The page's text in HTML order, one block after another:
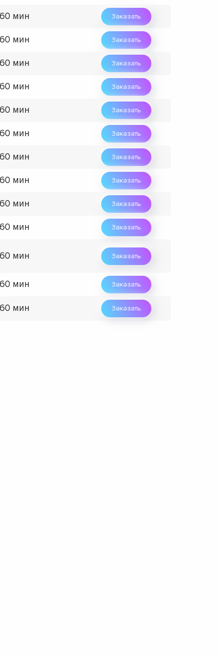
мин Заказать
мин Заказать
мин Заказать
мин Заказать
мин Заказать
мин Заказать
мин Заказать
мин Заказать
мин Заказать
мин Заказать
мин Заказать
мин Заказать
мин Заказать